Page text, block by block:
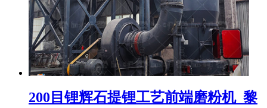
200目锂辉石提锂工艺前端磨粉机_黎